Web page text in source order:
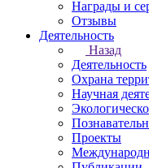
Награды и
Отзывы
Деятельность
Назад
Деятельность
Охрана
Научная
Проекты